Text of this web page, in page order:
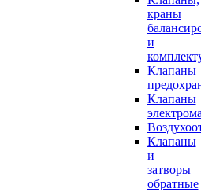
краны
и
Клапаны
Клапаны
Клапаны
и
затворы
обратные